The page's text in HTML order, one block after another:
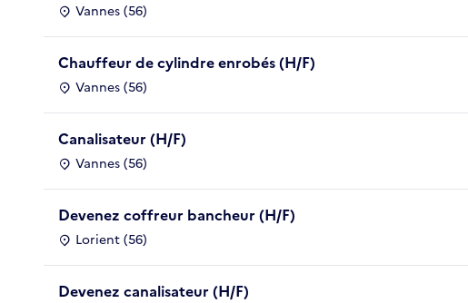
Vannes (56)
Chauffeur de cylindre enrobés (H/F)
Vannes (56)
Canalisateur (H/F)
Vannes (56)
Devenez coffreur bancheur (H/F)
Lorient (56)
Devenez canalisateur (H/F)